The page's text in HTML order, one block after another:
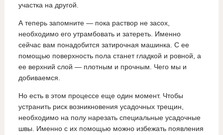
участка на другой.
А теперь запомните — пока раствор не засох,
необходимо его утрамбовать и затереть. Именно
сейчас вам понадобится затирочная машинка. С ее
помощью поверхность пола станет гладкой и ровной, а
ее верхний слой — плотным и прочным. Чего мы и
добиваемся.
Но есть в этом процессе еще один момент. Чтобы
устранить риск возникновения усадочных трещин,
необходимо на полу нарезать специальные усадочные
швы. Именно с их помощью можно избежать появления